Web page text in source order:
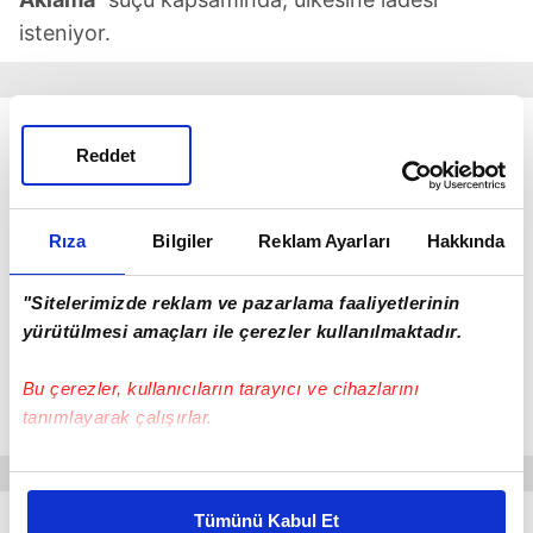
Rıza Bilgiler Reklam Ayarları Hakkında
"Sitelerimizde reklam ve pazarlama faaliyetlerinin
yürütülmesi amaçları ile çerezler kullanılmaktadır.
Bu çerezler, kullanıcıların tarayıcı ve cihazlarını
tanımlayarak çalışırlar.
Bu çerezlere izin vermeniz halinde sizlere özel
Tümünü Kabul Et
Reddet
isteniyor.
Zehir tüccarı böyle yakalandı